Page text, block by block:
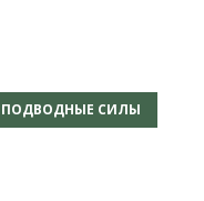
ПОДВОДНЫЕ СИЛЫ